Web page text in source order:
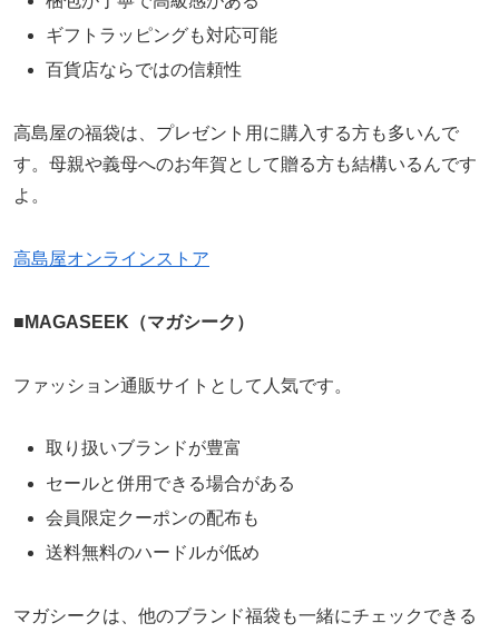
ギフトラッピングも対応可能
百貨店ならではの信頼性
高島屋の福袋は、プレゼント用に購入する方も多いんで
す。母親や義母へのお年賀として贈る方も結構いるんです
よ。
高島屋オンラインストア
■ MAGASEEK（マガシーク）
ファッション通販サイトとして人気です。
取り扱いブランドが豊富
セールと併用できる場合がある
会員限定クーポンの配布も
送料無料のハードルが低め
マガシークは、他のブランド福袋も一緒にチェックできる